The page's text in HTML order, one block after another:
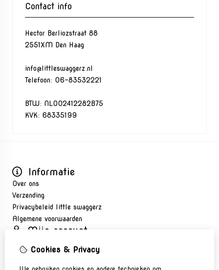
Contact info
Hector Berliozstraat 88
2551XM Den Haag
info@littleswaggerz.nl
Telefoon: 06-83532221
BTW: NL002412282B75
KVK: 68335199
Informatie
Over ons
Verzending
Privacybeleid little swaggerz
Algemene voorwaarden
Mijn account
Bestelhistorie
Nieuwsbrief
Cookies & Privacy